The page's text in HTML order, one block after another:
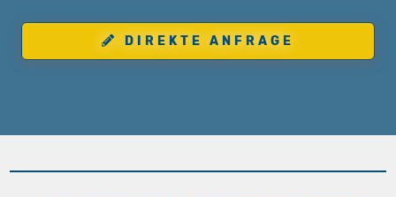
DIREKTE ANFRAGE